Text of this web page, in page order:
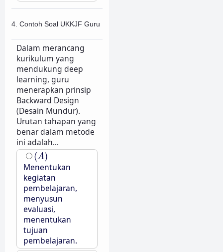
4. Contoh Soal UKKJF Guru
Dalam merancang
kurikulum yang
mendukung deep
learning, guru
menerapkan prinsip
Backward Design
(Desain Mundur).
Urutan tahapan yang
benar dalam metode
ini adalah...
(A)
(A)
Menentukan
kegiatan
pembelajaran,
menyusun
evaluasi,
menentukan
tujuan
pembelajaran.